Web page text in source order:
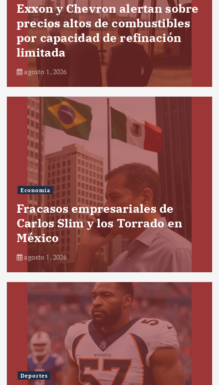
Exxon y Chevron alertan sobre
precios altos de combustibles
por capacidad de refinación
limitada
agosto 1, 2026
Economía
Fracasos empresariales de
Carlos Slim y los Torrado en
México
agosto 1, 2026
Deportes